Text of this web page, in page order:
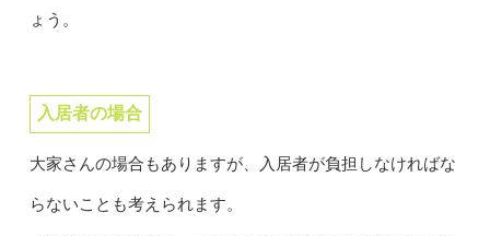
ょう。
入居者の場合
大家さんの場合もありますが、入居者が負担しなければな
らないことも考えられます。